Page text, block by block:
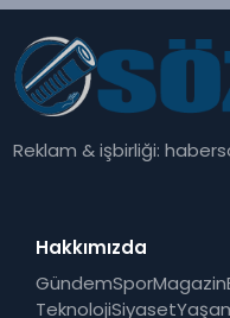
Reklam & işbirliği:
Hakkımızda
GündemSporMagazin
TeknolojiSiyaset